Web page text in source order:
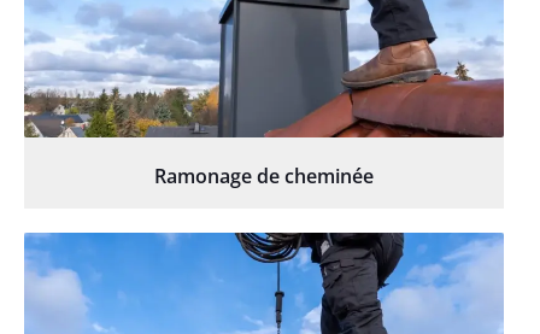
Ramonage de cheminée